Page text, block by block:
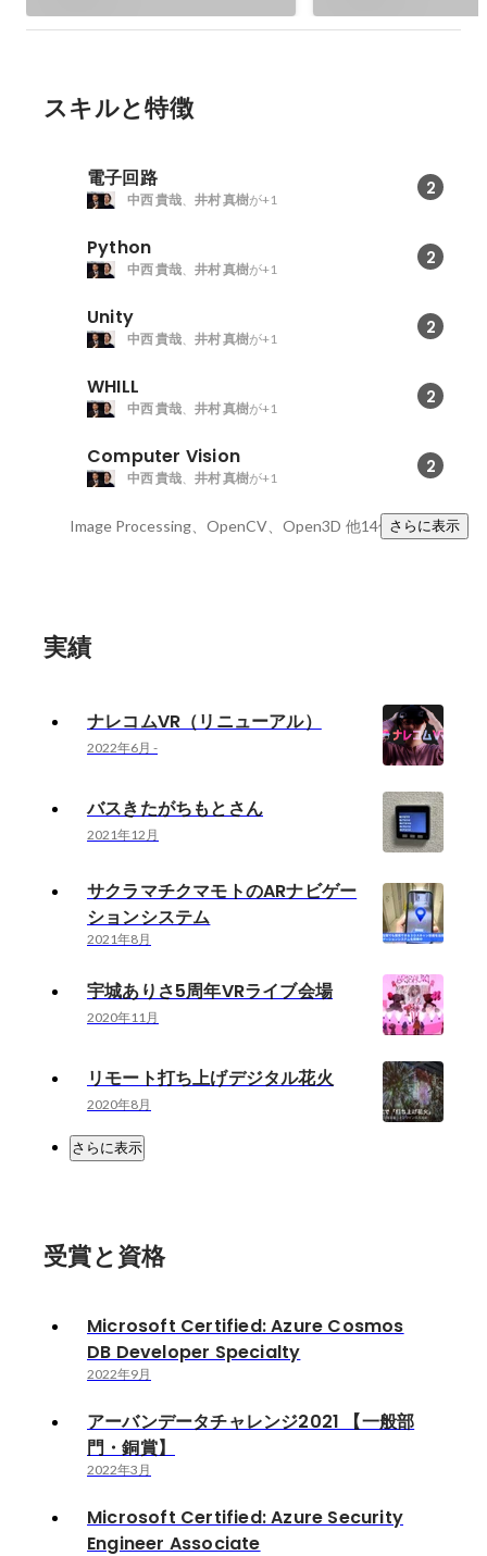
スキルと特徴
電子回路 2
中西 貴哉、 井村 真樹が+1
Python 2
中西 貴哉、 井村 真樹が+1
Unity 2
中西 貴哉、 井村 真樹が+1
WHILL 2
中西 貴哉、 井村 真樹が+1
Computer Vision 2
中西 貴哉、 井村 真樹が+1
Image Processing、OpenCV、Open3D 他14件さらに表示
実績
ナレコムVR（リニューアル）
2022年6月 -
バスきたがちもとさん
2021年12月
サクラマチクマモトのARナビゲー
ションシステム
2021年8月
宇城ありさ5周年VRライブ会場
2020年11月
リモート打ち上げデジタル花火
2020年8月
さらに表示
受賞と資格
Microsoft Certified: Azure Cosmos
DB Developer Specialty
2022年9月
アーバンデータチャレンジ2021 【一般部
門・銅賞】
2022年3月
Microsoft Certified: Azure Security
Engineer Associate